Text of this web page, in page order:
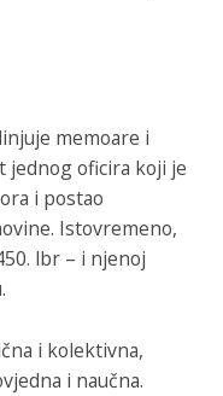
memoare i
jednog oficira koji je
i postao
Istovremeno,
lbr – i njenoj
i kolektivna,
i naučna.